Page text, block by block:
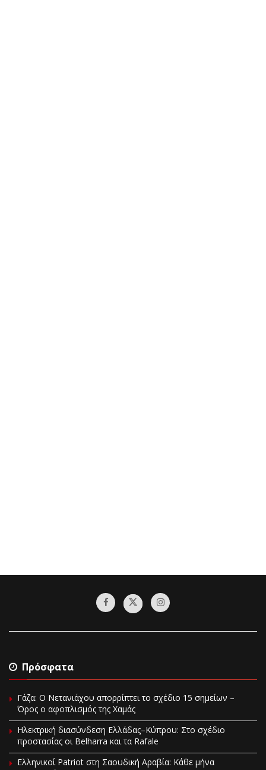
Πρόσφατα
Γάζα: Ο Νετανιάχου απορρίπτει το σχέδιο 15 σημείων –
Όρος ο αφοπλισμός της Χαμάς
Ηλεκτρική διασύνδεση Ελλάδας–Κύπρου: Στο σχέδιο
προστασίας οι Belharra και τα Rafale
Ελληνικοί Patriot στη Σαουδική Αραβία: Κάθε μήνα